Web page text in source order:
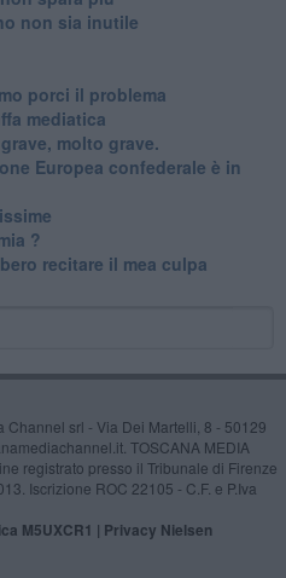
non sia inutile
porci il problema
mediatica
molto grave.
Europea confederale è in
?
recitare il mea culpa
Channel srl - Via Dei Martelli, 8 - 50129
TOSCANA MEDIA
registrato presso il Tribunale di Firenze
Iscrizione ROC 22105 - C.F. e P.Iva
M5UXCR1 | Privacy Nielsen